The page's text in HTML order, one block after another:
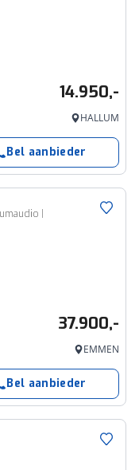
14.950,-
HALLUM
Bel aanbieder
|
37.900,-
EMMEN
Bel aanbieder